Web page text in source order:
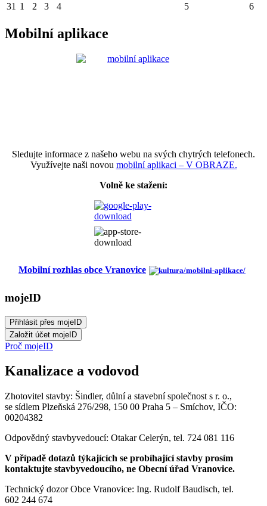
31 1 2 3 4 5 6
Mobilní aplikace
Sledujte informace z našeho webu na svých chytrých telefonech.
Využívejte naši novou mobilní aplikaci – V OBRAZE.
Volně ke stažení:
Mobilní rozhlas obce Vranovice
mojeID
Proč mojeID
Kanalizace a vodovod
Zhotovitel stavby: Šindler, důlní a stavební společnost s r. o.,
se sídlem Plzeňská 276/298, 150 00 Praha 5 – Smíchov, IČO:
00204382
Odpovědný stavbyvedoucí: Otakar Celerýn, tel. 724 081 116
V případě dotazů týkajících se probíhající stavby prosím
kontaktujte stavbyvedoucího, ne Obecní úřad Vranovice.
Technický dozor Obce Vranovice: Ing. Rudolf Baudisch, tel.
602 244 674